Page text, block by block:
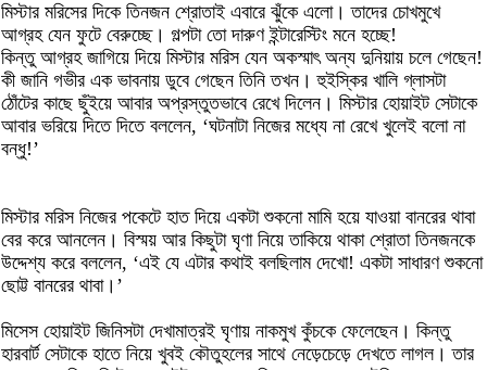
মিস্টার মরিসের দিকে তিনজন শ্রোতাই এবারে ঝুঁকে এলো। তাদের চোখমুখে
আগ্রহ যেন ফুটে বেরুচ্ছে। গল্পটা তো দারুণ ইন্টারেস্টিং মনে হচ্ছে!
কিন্তু আগ্রহ জাগিয়ে দিয়ে মিস্টার মরিস যেন অকস্মাৎ অন্য দুনিয়ায় চলে গেছেন!
কী জানি গভীর এক ভাবনায় ডুবে গেছেন তিনি তখন। হুইস্কির খালি গ্লাসটা
ঠোঁটের কাছে ছুঁইয়ে আবার অপ্রস্তুতভাবে রেখে দিলেন। মিস্টার হোয়াইট সেটাকে
আবার ভরিয়ে দিতে দিতে বললেন, ‘ঘটনাটা নিজের মধ্যে না রেখে খুলেই বলো না
বন্ধু!’
মিস্টার মরিস নিজের পকেটে হাত দিয়ে একটা শুকনো মামি হয়ে যাওয়া বানরের থাবা
বের করে আনলেন। বিস্ময় আর কিছুটা ঘৃণা নিয়ে তাকিয়ে থাকা শ্রোতা তিনজনকে
উদ্দেশ্য করে বললেন, ‘এই যে এটার কথাই বলছিলাম দেখো! একটা সাধারণ শুকনো
ছোট্ট বানরের থাবা।’
মিসেস হোয়াইট জিনিসটা দেখামাত্রই ঘৃণায় নাকমুখ কুঁচকে ফেলেছেন। কিন্তু
হারবার্ট সেটাকে হাতে নিয়ে খুবই কৌতুহলের সাথে নেড়েচেড়ে দেখতে লাগল। তার